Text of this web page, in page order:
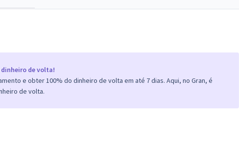
de volta!
e obter 100% do dinheiro de volta em até 7 dias. Aqui, no Gran, é
de volta.